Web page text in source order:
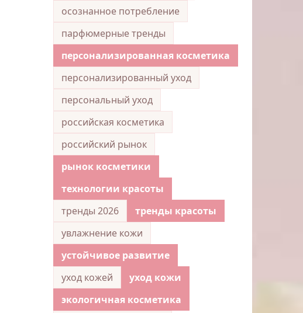
осознанное потребление
парфюмерные тренды
персонализированная косметика
персонализированный уход
персональный уход
российская косметика
российский рынок
рынок косметики
технологии красоты
тренды 2026
тренды красоты
увлажнение кожи
устойчивое развитие
уход кожей
уход кожи
экологичная косметика